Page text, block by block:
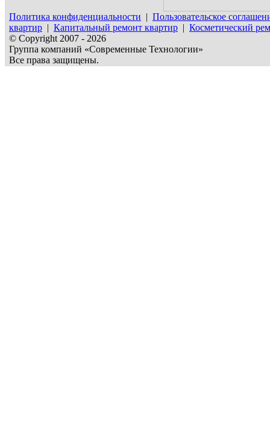
Политика конфиденциальности | Пользовательское
квартир | Капитальный ремонт квартир | Косметический
© Copyright 2007 - 2026
Группа компаний «Современные Технологии»
Все права защищены.